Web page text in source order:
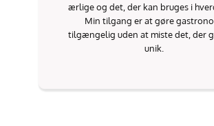
ærlige og det, der kan bruges i
Min tilgang er at gøre
tilgængelig uden at miste det, der
unik.